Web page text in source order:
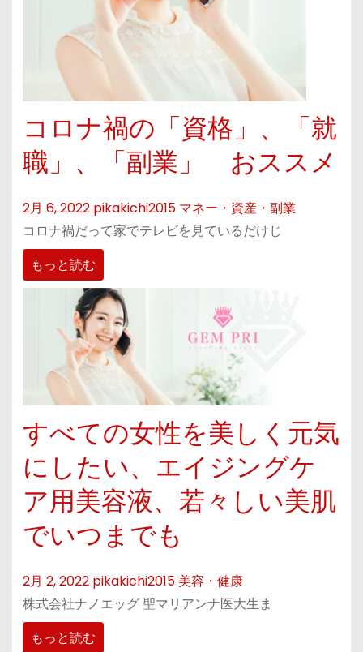
コロナ禍の「資格」、「就
職」、「副業」 おススメ
2月 6, 2022 pikakichi2015 マネー・資産・副業
コロナ禍だって家でテレビを見ているだけじ
もっと読む
すべての女性を美しく元気
にしたい、エイジングケ
ア用美容液、若々しい美肌
でいつまでも
2月 2, 2022 pikakichi2015 美容・健康
株式会社ナノエッグ 聖マリアンナ医大生ま
もっと読む